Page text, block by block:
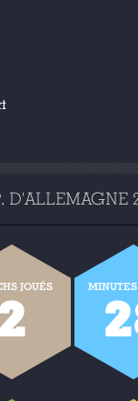
D'ALLEMAGNE
JOUÉS
2
MINUTES